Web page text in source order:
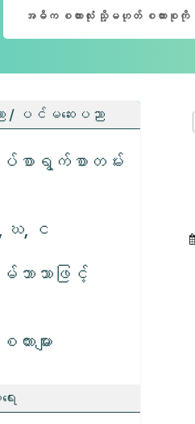
/ ပင်မဆေးပညာ
ာရွက်စာတမ်း
ဃ, င
ာသာဖြင့်
ားများ
း